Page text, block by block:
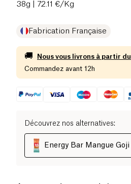
38g | 72.11 €/Kg
Fabrication Française
🚚 Nous vous livrons à partir du
Commandez avant 12h
Découvrez nos alternatives:
Energy Bar Mangue Goji